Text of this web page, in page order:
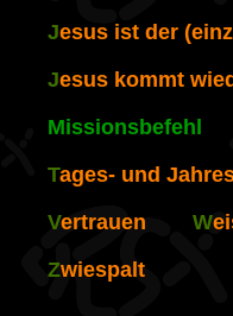
Jesus ist der
Jesus kommt
Missionsbefehl
Tages- und
Vertrauen W
Zwiespalt